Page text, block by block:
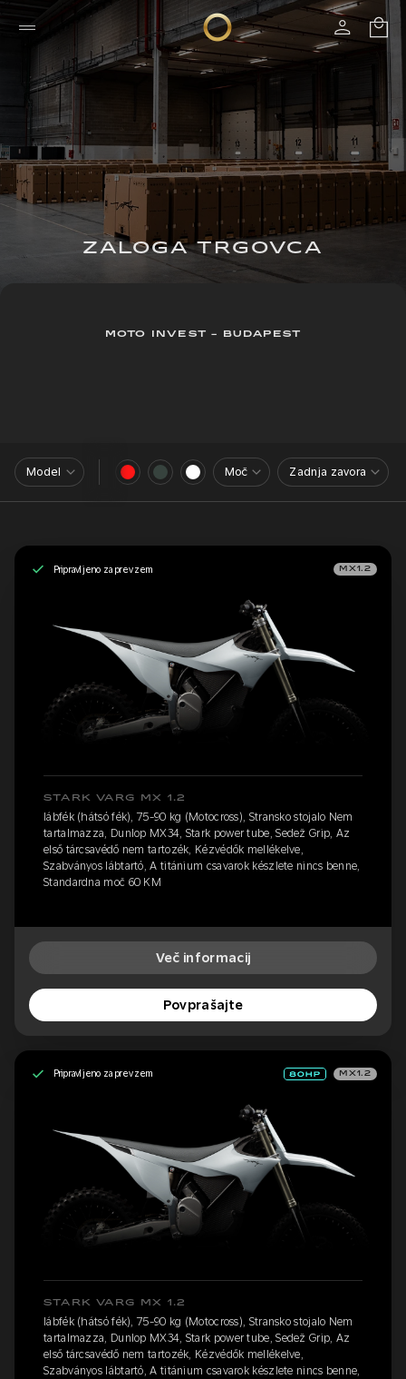
ZALOGA TRGOVCA
MOTO INVEST - BUDAPEST
Model Moč Zadnja zavora
Pripravljeno za prevzem MX1.2
STARK VARG MX 1.2
lábfék (hátsó fék), 75-90 kg (Motocross), Stransko stojalo Nem
tartalmazza, Dunlop MX34, Stark power tube, Sedež Grip, Az
első tárcsavédő nem tartozék, Kézvédők mellékelve,
Szabványos lábtartó, A titánium csavarok készlete nincs benne,
Standardna moč 60 KM
Več informacij
Povprašajte
Pripravljeno za prevzem MX1.2
STARK VARG MX 1.2
lábfék (hátsó fék), 75-90 kg (Motocross), Stransko stojalo Nem
tartalmazza, Dunlop MX34, Stark power tube, Sedež Grip, Az
első tárcsavédő nem tartozék, Kézvédők mellékelve,
Szabványos lábtartó, A titánium csavarok készlete nincs benne,